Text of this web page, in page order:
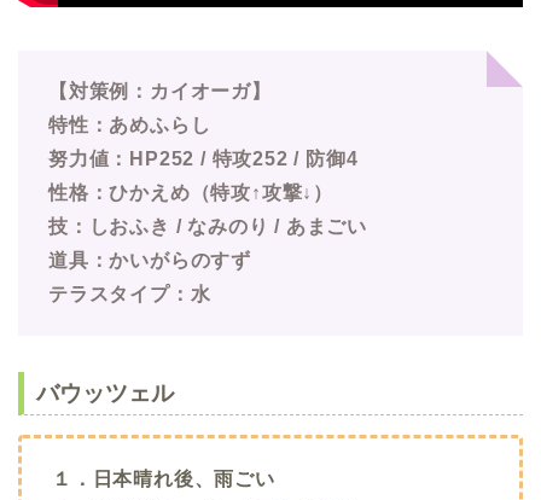
【対策例：カイオーガ】
特性：あめふらし
努力値：HP252 / 特攻252 / 防御4
性格：ひかえめ（特攻↑攻撃↓）
技：しおふき / なみのり / あまごい
道具：かいがらのすず
テラスタイプ：水
バウッツェル
１．日本晴れ後、雨ごい